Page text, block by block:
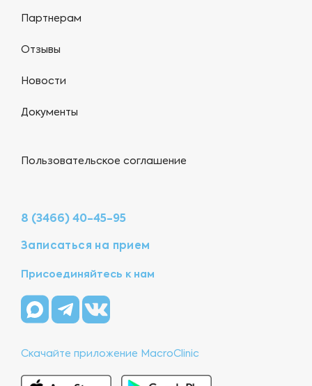
Партнерам
Отзывы
Новости
Документы
Пользовательское соглашение
8 (3466) 40-45-95
Записаться на прием
Присоединяйтесь к нам
Скачайте приложение MacroClinic